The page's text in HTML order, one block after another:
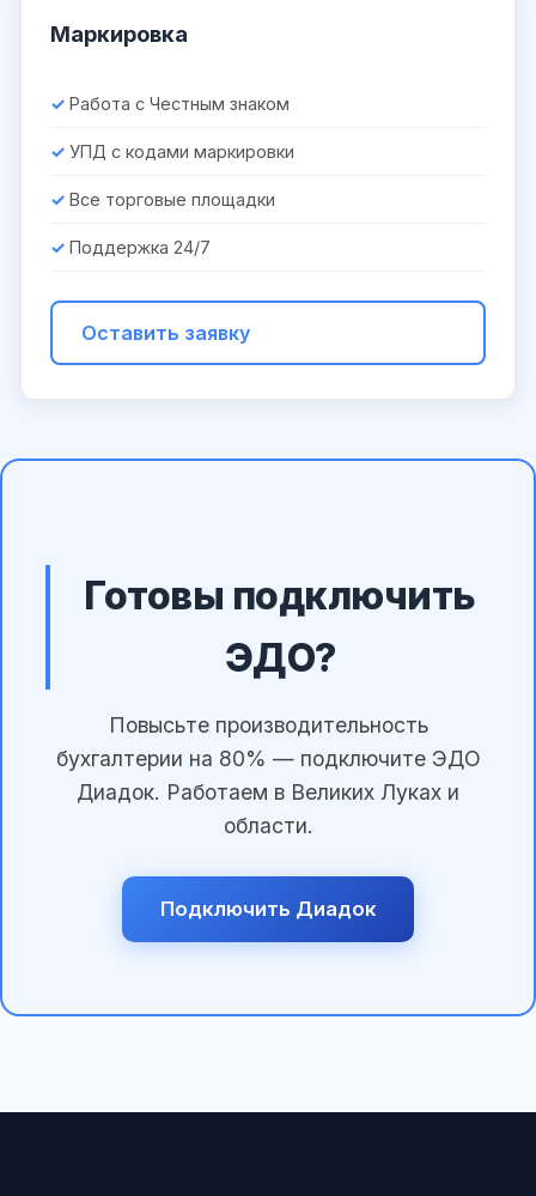
Маркировка
Работа с Честным знаком
УПД с кодами маркировки
Все торговые площадки
Поддержка 24/7
Оставить заявку
Готовы подключить
ЭДО?
Повысьте производительность
бухгалтерии на 80% — подключите ЭДО
Диадок. Работаем в Великих Луках и
области.
Подключить Диадок